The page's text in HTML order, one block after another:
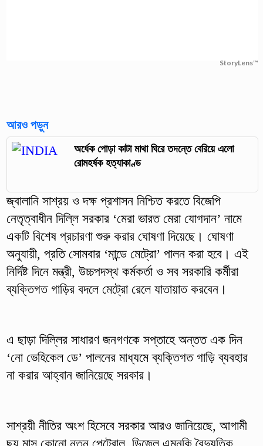
StoryLens™
আরও পড়ুন
অর্ধেক পোড়া কাটা মাথা ঘিরে তদন্তে বেরিয়ে এলো
রোমহর্ষক হত্যাকাণ্ড
জ্বালানি সাশ্রয় ও দক্ষ প্রশাসন নিশ্চিত করতে বিজেপি
নেতৃত্বাধীন দিল্লি সরকার ‘মেরা ভারত মেরা যোগদান’ নামে
একটি বিশেষ প্রচারণা শুরু করার ঘোষণা দিয়েছে। ঘোষণা
অনুযায়ী, প্রতি সোমবার ‘মান্ডে মেট্রো’ পালন করা হবে। এই
নির্দিষ্ট দিনে মন্ত্রী, উচ্চপদস্থ কর্মকর্তা ও সব সরকারি কর্মীরা
ব্যক্তিগত গাড়ির বদলে মেট্রো রেলে যাতায়াত করবেন।
এ ছাড়া দিল্লির সাধারণ জনগণকে সপ্তাহে অন্তত এক দিন
‘নো ভেহিকেল ডে’ পালনের মাধ্যমে ব্যক্তিগত গাড়ি ব্যবহার
না করার আহ্বান জানিয়েছে সরকার।
সাশ্রয়ী নীতির অংশ হিসেবে সরকার আরও জানিয়েছে, আগামী